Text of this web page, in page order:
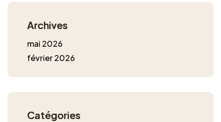
Archives
mai 2026
février 2026
Catégories